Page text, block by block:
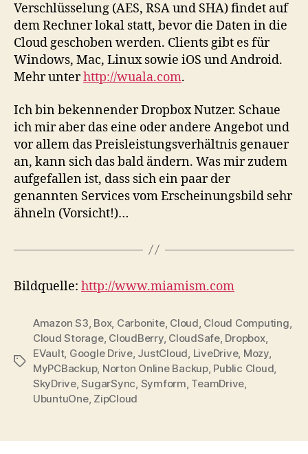
Verschlüsselung (AES, RSA und SHA) findet auf
dem Rechner lokal statt, bevor die Daten in die
Cloud geschoben werden. Clients gibt es für
Windows, Mac, Linux sowie iOS und Android.
Mehr unterhttp://wuala.com.
Ich bin bekennender Dropbox Nutzer. Schaue
ich mir aber das eine oder andere Angebot und
vor allem das Preisleistungsverhältnis genauer
an, kann sich das bald ändern. Was mir zudem
aufgefallen ist, dass sich ein paar der
genannten Services vom Erscheinungsbild sehr
ähneln (Vorsicht!)…
Bildquelle: http://www.miamism.com
Tags
Amazon S3 Box, Carbonite, Cloud Cloud Computing
Cloud Storage, CloudBerry, CloudSafe, Dropbox,
EVault, Google Drive, JustCloud LiveDrive, Mozy,
MyPCBackup, Norton Online Backup, Public Cloud
SkyDrive,SugarSync Symform TeamDrive
UbuntuOne, ZipCloud